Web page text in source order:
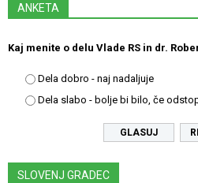
ANKETA
Kaj menite o delu Vlade RS in dr.
Dela dobro - naj nadaljuje
Dela slabo - bolje bi bilo, če
SLOVENJ GRADEC